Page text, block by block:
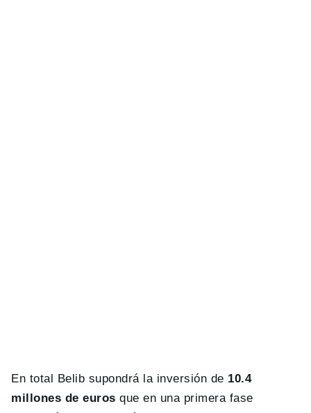
En total Belib supondrá la inversión de 10.4
millones de euros que en una primera fase